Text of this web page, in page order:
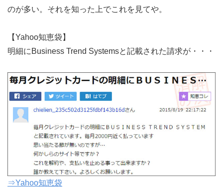
のが多い。それを知った上でこれを見てや。
【Yahoo知恵袋】
明細にBusiness Trend Systemsと記載された請求が・・・
⇒Yahoo知恵袋